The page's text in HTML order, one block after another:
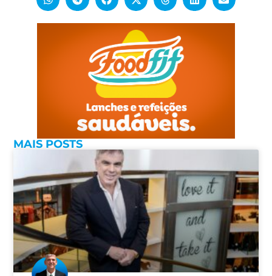
MAIS POSTS